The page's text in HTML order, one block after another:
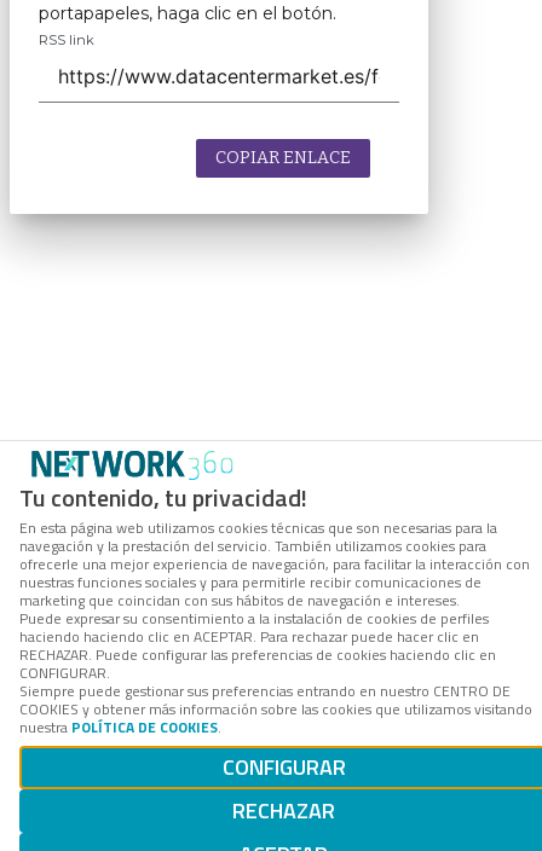
Tu contenido, tu privacidad!
En esta página web utilizamos cookies técnicas que son necesarias para la
navegación y la prestación del servicio. También utilizamos cookies para
ofrecerle una mejor experiencia de navegación, para facilitar la interacción con
nuestras funciones sociales y para permitirle recibir comunicaciones de
marketing que coincidan con sus hábitos de navegación e intereses.
Puede expresar su consentimiento a la instalación de cookies de perfiles
haciendo haciendo clic en ACEPTAR. Para rechazar puede hacer clic en
RECHAZAR. Puede configurar las preferencias de cookies haciendo clic en
CONFIGURAR.
Siempre puede gestionar sus preferencias entrando en nuestro CENTRO DE
COOKIES y obtener más información sobre las cookies que utilizamos visitando
nuestra POLÍTICA DE COOKIES.
CONFIGURAR
RECHAZAR
portapapeles, haga clic en el botón.
RSS link
COPIAR ENLACE